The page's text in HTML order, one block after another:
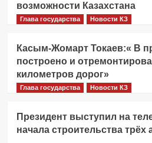
возможности Казахстана
Глава государства Новости КЗ
Касым-Жомарт Токаев:« В
построено и
километров дорог»
Глава государства Новости КЗ
Президент выступил на
начала строительства трёх